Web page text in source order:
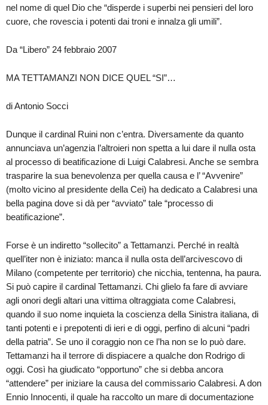
nel nome di quel Dio che “disperde i superbi nei pensieri del loro
cuore, che rovescia i potenti dai troni e innalza gli umili”.
Da “Libero” 24 febbraio 2007
MA TETTAMANZI NON DICE QUEL “SI”…
di Antonio Socci
Dunque il cardinal Ruini non c’entra. Diversamente da quanto
annunciava un’agenzia l’altroieri non spetta a lui dare il nulla osta
al processo di beatificazione di Luigi Calabresi. Anche se sembra
trasparire la sua benevolenza per quella causa e l’ “Avvenire”
(molto vicino al presidente della Cei) ha dedicato a Calabresi una
bella pagina dove si dà per “avviato” tale “processo di
beatificazione”.
Forse è un indiretto “sollecito” a Tettamanzi. Perché in realtà
quell’iter non è iniziato: manca il nulla osta dell’arcivescovo di
Milano (competente per territorio) che nicchia, tentenna, ha paura.
Si può capire il cardinal Tettamanzi. Chi glielo fa fare di avviare
agli onori degli altari una vittima oltraggiata come Calabresi,
quando il suo nome inquieta la coscienza della Sinistra italiana, di
tanti potenti e i prepotenti di ieri e di oggi, perfino di alcuni “padri
della patria”. Se uno il coraggio non ce l’ha non se lo può dare.
Tettamanzi ha il terrore di dispiacere a qualche don Rodrigo di
oggi. Così ha giudicato “opportuno” che si debba ancora
“attendere” per iniziare la causa del commissario Calabresi. A don
Ennio Innocenti, il quale ha raccolto un mare di documentazione